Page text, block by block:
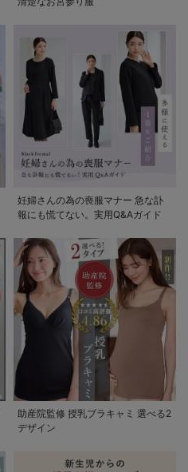
妊婦さんの為の喪服マナー 急な訃
報にも慌てない。実用Q&Aガイド
助産院監修 授乳ブラキャミ 選べる2
デザイン